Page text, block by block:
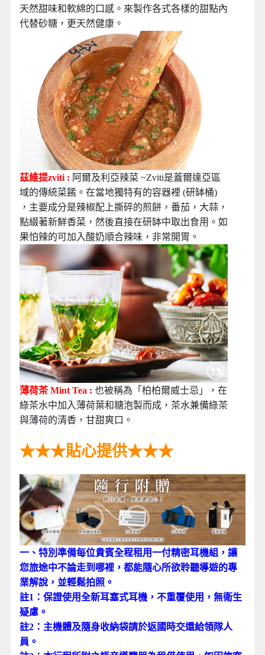
天然甜味和軟綿的口感。來製作各式各樣的甜點內
代替砂糖，更天然健康。
茲維提zviti : 阿爾及利亞辣菜 ~Zviti是蓋爾達亞區
域的傳統菜餚。在當地獨特有的容器裡 (研缽桶)
，主要成分是辣椒配上撕碎的煎餅，番茄，大蒜，
點綴著新鮮香菜，然後直接在研缽中取出食用。如
果怕辣的可加入酸奶順合辣味，非常開胃。
薄荷茶 Mint Tea : 也被稱為「柏柏爾威士忌」，在
綠茶水中加入薄荷葉和糖泡製而成，茶水兼備綠茶
與薄荷的清香，甘甜爽口。
★★★貼心提供★★★
一、特別準備每位貴賓全程租用一付精密耳機組，讓
您旅途中不論走到哪裡，都能隨心所欲聆聽導遊的專
業解說，並輕鬆拍照。
註1：保證使用全新耳塞式耳機，不重覆使用，無衛生
疑慮。
註2：主機體及隨身收納袋請於返國時交還給領隊人
員。